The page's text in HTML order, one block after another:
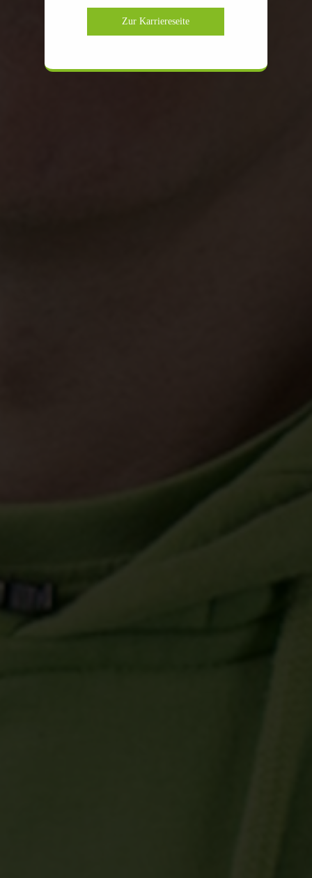
Zur Karriereseite